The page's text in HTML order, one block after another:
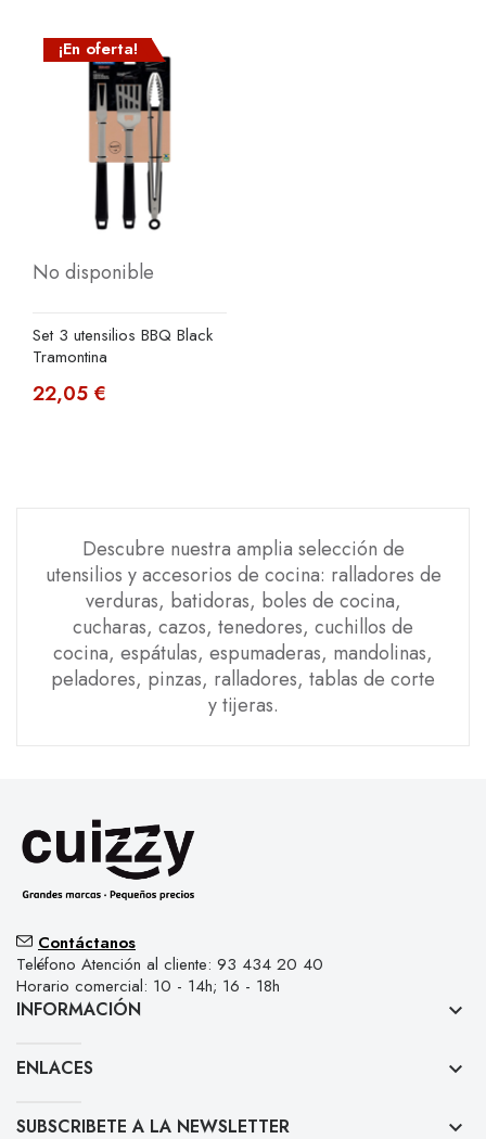
¡En oferta!
No disponible
Set 3 utensilios BBQ Black
Tramontina
22,05 €
Descubre nuestra amplia selección de
utensilios y accesorios de cocina: ralladores de
verduras, batidoras, boles de cocina,
cucharas, cazos, tenedores, cuchillos de
cocina, espátulas, espumaderas, mandolinas,
peladores, pinzas, ralladores, tablas de corte
y tijeras.
Contáctanos
Teléfono Atención al cliente: 93 434 20 40
Horario comercial: 10 - 14h; 16 - 18h
INFORMACIÓN keyboard_arrow_down
ENLACES keyboard_arrow_down
SUBSCRIBETE A LA NEWSLETTER keyboard_arrow_down